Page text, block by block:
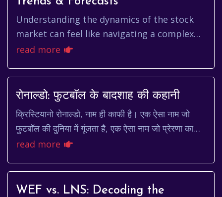
Understanding the dynamics of the stock
market can feel like navigating a complex
maze, especially when you're tracking the
read more
रोनाल्डो: फुटबॉल के बादशाह की कहानी
क्रिस्टियानो रोनाल्डो, नाम ही काफी है। एक ऐसा नाम जो
फुटबॉल की दुनिया में गूंजता है, एक ऐसा नाम जो प्रेरणा का
प्रतीक है, एक ऐसा नाम जो कड़ी मेहनत, लगन...
read more
WEF vs. LNS: Decoding the